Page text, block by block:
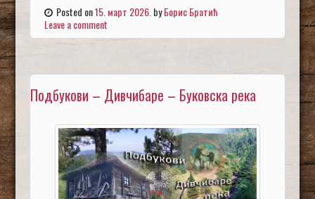
Posted on15. март 2026. byБорис Братић
Leave a comment
Подбукови – Дивчибаре – Буковска река